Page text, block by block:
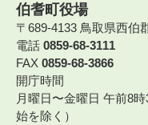
伯耆町役場
〒689-4133 鳥取県西伯
電話 0859-68-3111
FAX 0859-68-3866
開庁時間
月曜日〜金曜日 午前8
始を除く）